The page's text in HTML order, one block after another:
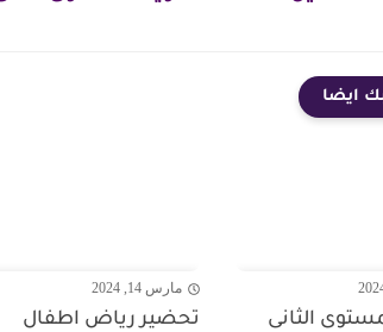
ايضا
الثانى
مارس 14, 2024
تحضير رياض اطفال